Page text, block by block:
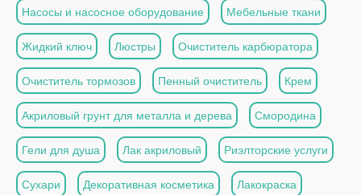
Насосы и насосное оборудование Мебельные ткани
Жидкий ключ Люстры Очиститель карбюратора
Очиститель тормозов Пенный очиститель Крем
Акриловый грунт для металла и дерева Смородина
Гели для душа Лак акриловый Риэлторские услуги
Сухари Декоративная косметика Лакокраска